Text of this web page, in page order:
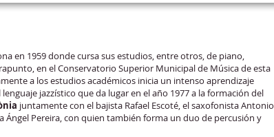
en 1959 donde cursa sus estudios, entre otros, de piano,
en el Conservatorio Superior Municipal de Música de esta
a los estudios académicos inicia un intenso aprendizaje
jazzístico que da lugar en el año 1977 a la formación del
juntamente con el bajista Rafael Escoté, el saxofonista Antonio
Ángel Pereira, con quien también forma un duo de percusión y